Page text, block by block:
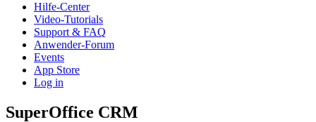
Hilfe-Center
Video-Tutorials
Support & FAQ
Anwender-Forum
Events
App Store
Log in
SuperOffice CRM